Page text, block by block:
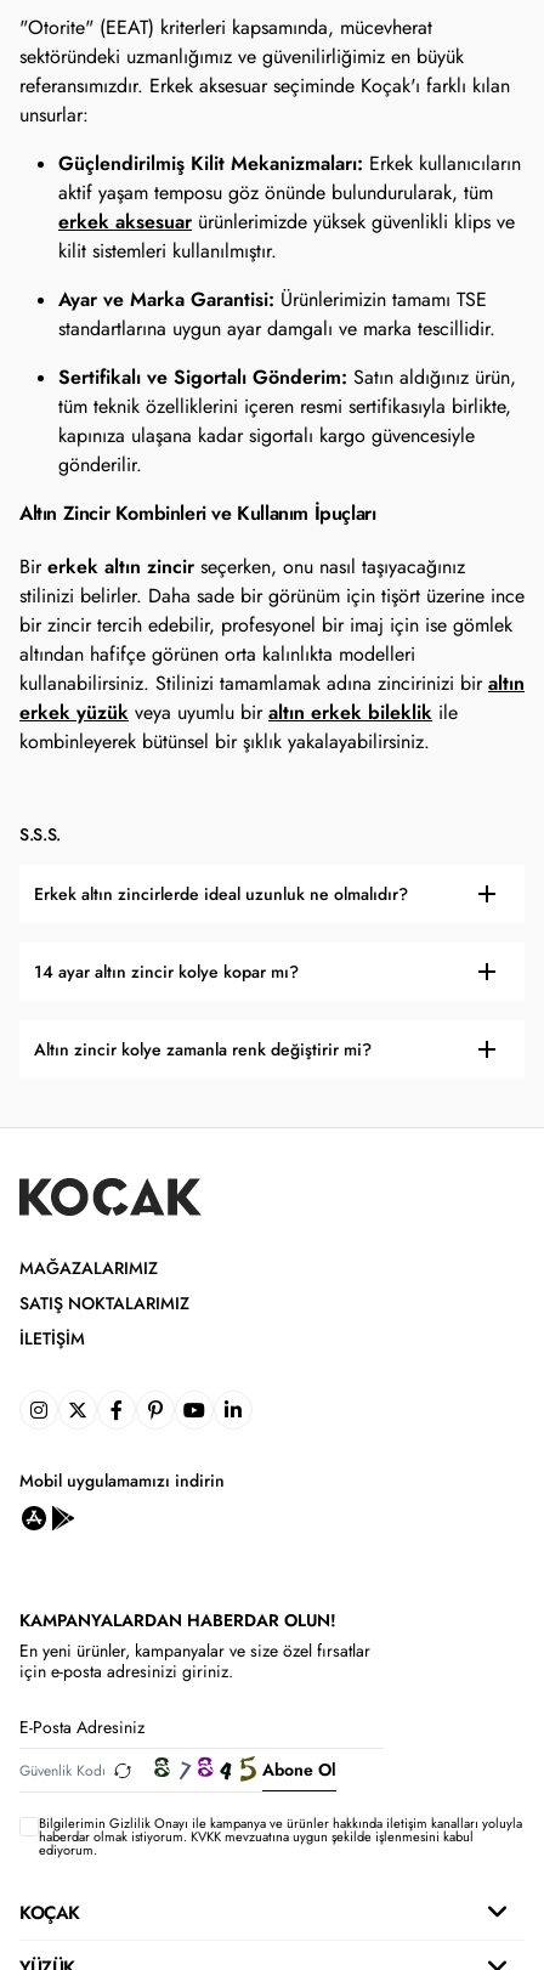
"Otorite" (EEAT) kriterleri kapsamında, mücevherat
sektöründeki uzmanlığımız ve güvenilirliğimiz en büyük
referansımızdır. Erkek aksesuar seçiminde Koçak'ı farklı kılan
unsurlar:
Güçlendirilmiş Kilit Mekanizmaları: Erkek kullanıcıların
aktif yaşam temposu göz önünde bulundurularak, tüm
erkek aksesuar ürünlerimizde yüksek güvenlikli klips ve
kilit sistemleri kullanılmıştır.
Ayar ve Marka Garantisi: Ürünlerimizin tamamı TSE
standartlarına uygun ayar damgalı ve marka tescillidir.
Sertifikalı ve Sigortalı Gönderim: Satın aldığınız ürün,
tüm teknik özelliklerini içeren resmi sertifikasıyla birlikte,
kapınıza ulaşana kadar sigortalı kargo güvencesiyle
gönderilir.
Altın Zincir Kombinleri ve Kullanım İpuçları
Birerkek altın zincir seçerken, onu nasıl taşıyacağınız
stilinizi belirler. Daha sade bir görünüm için tişört üzerine ince
bir zincir tercih edebilir, profesyonel bir imaj için ise gömlek
altından hafifçe görünen orta kalınlıkta modelleri
kullanabilirsiniz. Stilinizi tamamlamak adına zincirinizi biraltın
erkek yüzük veya uyumlu biraltın erkek bileklik ile
kombinleyerek bütünsel bir şıklık yakalayabilirsiniz.
S.S.S.
Erkek altın zincirlerde ideal uzunluk ne olmalıdır?
14 ayar altın zincir kolye kopar mı?
Altın zincir kolye zamanla renk değiştirir mi?
MAĞAZALARIMIZ
SATIŞ NOKTALARIMIZ
İLETIŞIM
Mobil uygulamamızı indirin
KAMPANYALARDAN HABERDAR OLUN!
En yeni ürünler, kampanyalar ve size özel fırsatlar
için e-posta adresinizi giriniz.
Abone Ol
Bilgilerimin Gizlilik Onayı ile kampanya ve ürünler hakkında iletişim kanalları yoluyla
haberdar olmak istiyorum.KVKK mevzuatına uygun şekilde işlenmesini kabul
ediyorum.
KOÇAK